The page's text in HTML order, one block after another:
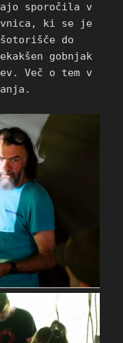
sporočila v
ki se je
do
gobnjak
Več o tem v